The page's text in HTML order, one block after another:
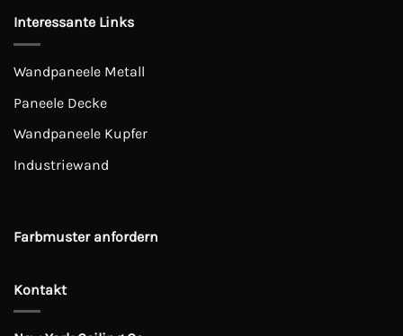
Interessante Links
Wandpaneele Metall
Paneele Decke
Wandpaneele Kupfer
Industriewand
Farbmuster anfordern
Kontakt